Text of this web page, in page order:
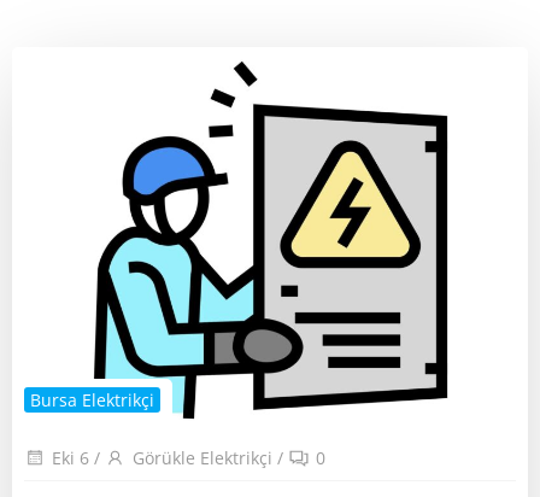
Bursa Elektrikçi
Eki 6 / Görükle Elektrikçi / 0